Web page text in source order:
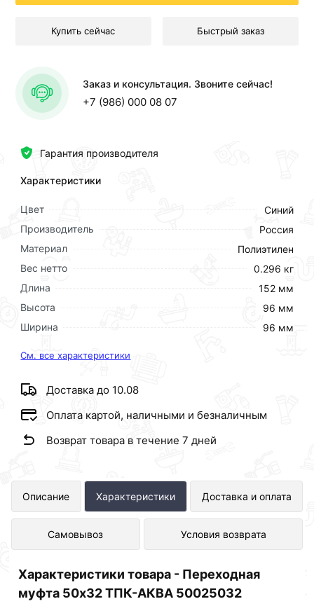
Гарантия производителя
Характеристики
Цвет
Синий
Производитель
Россия
Материал
Полиэтилен
Вес нетто
0.296 кг
Длина
152 мм
Высота
96 мм
Ширина
96 мм
См. все характеристики
Доставка до 10.08
Оплата картой, наличными и безналичным
Возврат товара в течение 7 дней
Купить сейчас Быстрый заказ
Заказ и консультация. Звоните сейчас!
+7 (986) 000 08 07
Описание Характеристики Доставка и оплата
Самовывоз Условия возврата
Переходная муфта 50x32 ТПК-АКВА
50025032 представлен в интернет-
магазине Сантехника по отличной
Характеристики товара - Переходная
муфта 50x32 ТПК-АКВА 50025032